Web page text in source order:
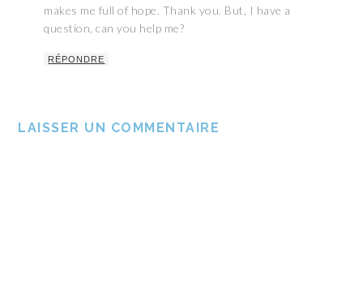
makes me full of hope. Thank you. But, I have a
question, can you help me?
RÉPONDRE
LAISSER UN COMMENTAIRE